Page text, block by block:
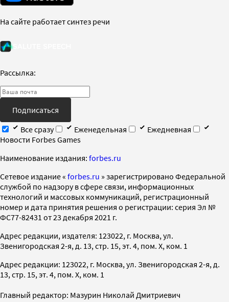
На сайте работает синтез речи
Рассылка:
Подписаться
Все сразу
Еженедельная
Ежедневная
Новости Forbes Games
Наименование издания: forbes.ru
Cетевое издание « forbes.ru » зарегистрировано Федеральной
службой по надзору в сфере связи, информационных
технологий и массовых коммуникаций, регистрационный
номер и дата принятия решения о регистрации: серия Эл №
ФС77-82431 от 23 декабря 2021 г.
Адрес редакции, издателя: 123022, г. Москва, ул.
Звенигородская 2-я, д. 13, стр. 15, эт. 4, пом. X, ком. 1
Адрес редакции: 123022, г. Москва, ул. Звенигородская 2-я, д.
13, стр. 15, эт. 4, пом. X, ком. 1
Главный редактор: Мазурин Николай Дмитриевич